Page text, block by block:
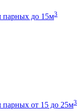
парных до 15м3
парных от 15 до 25м3